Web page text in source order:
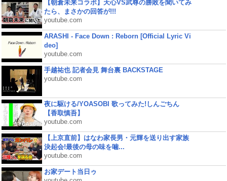
【朝倉未来コラボ】天心VS武尊の勝敗を聞いてみ
たら、まさかの回答が!!!
youtube.com
ARASHI - Face Down : Reborn [Official Lyric Vi
deo]
youtube.com
手越祐也 記者会見 舞台裏 BACKSTAGE
youtube.com
夜に駆ける/YOASOBI 歌ってみた!しんごちん
【香取慎吾】
youtube.com
【上京直前】はなわ家長男・元輝を送り出す家族
決起会!最後の母の味を噛...
youtube.com
お家デート当日ゥ